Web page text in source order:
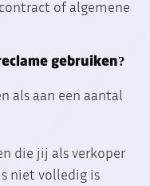
of algemene
gebruiken?
als aan een aantal
die jij als verkoper
niet volledig is